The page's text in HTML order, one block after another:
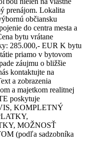
prenájom. Lokalita
občiansku
do centra mesta a
bytu vrátane
285.000,- EUR K bytu
priamo v bytovom
záujmu o bližšie
kontaktujte na
a zobrazenia
a majetkom realitnej
poskytuje
KOMPLETNÝ
MOŽNOSŤ
(podľa sadzobníka